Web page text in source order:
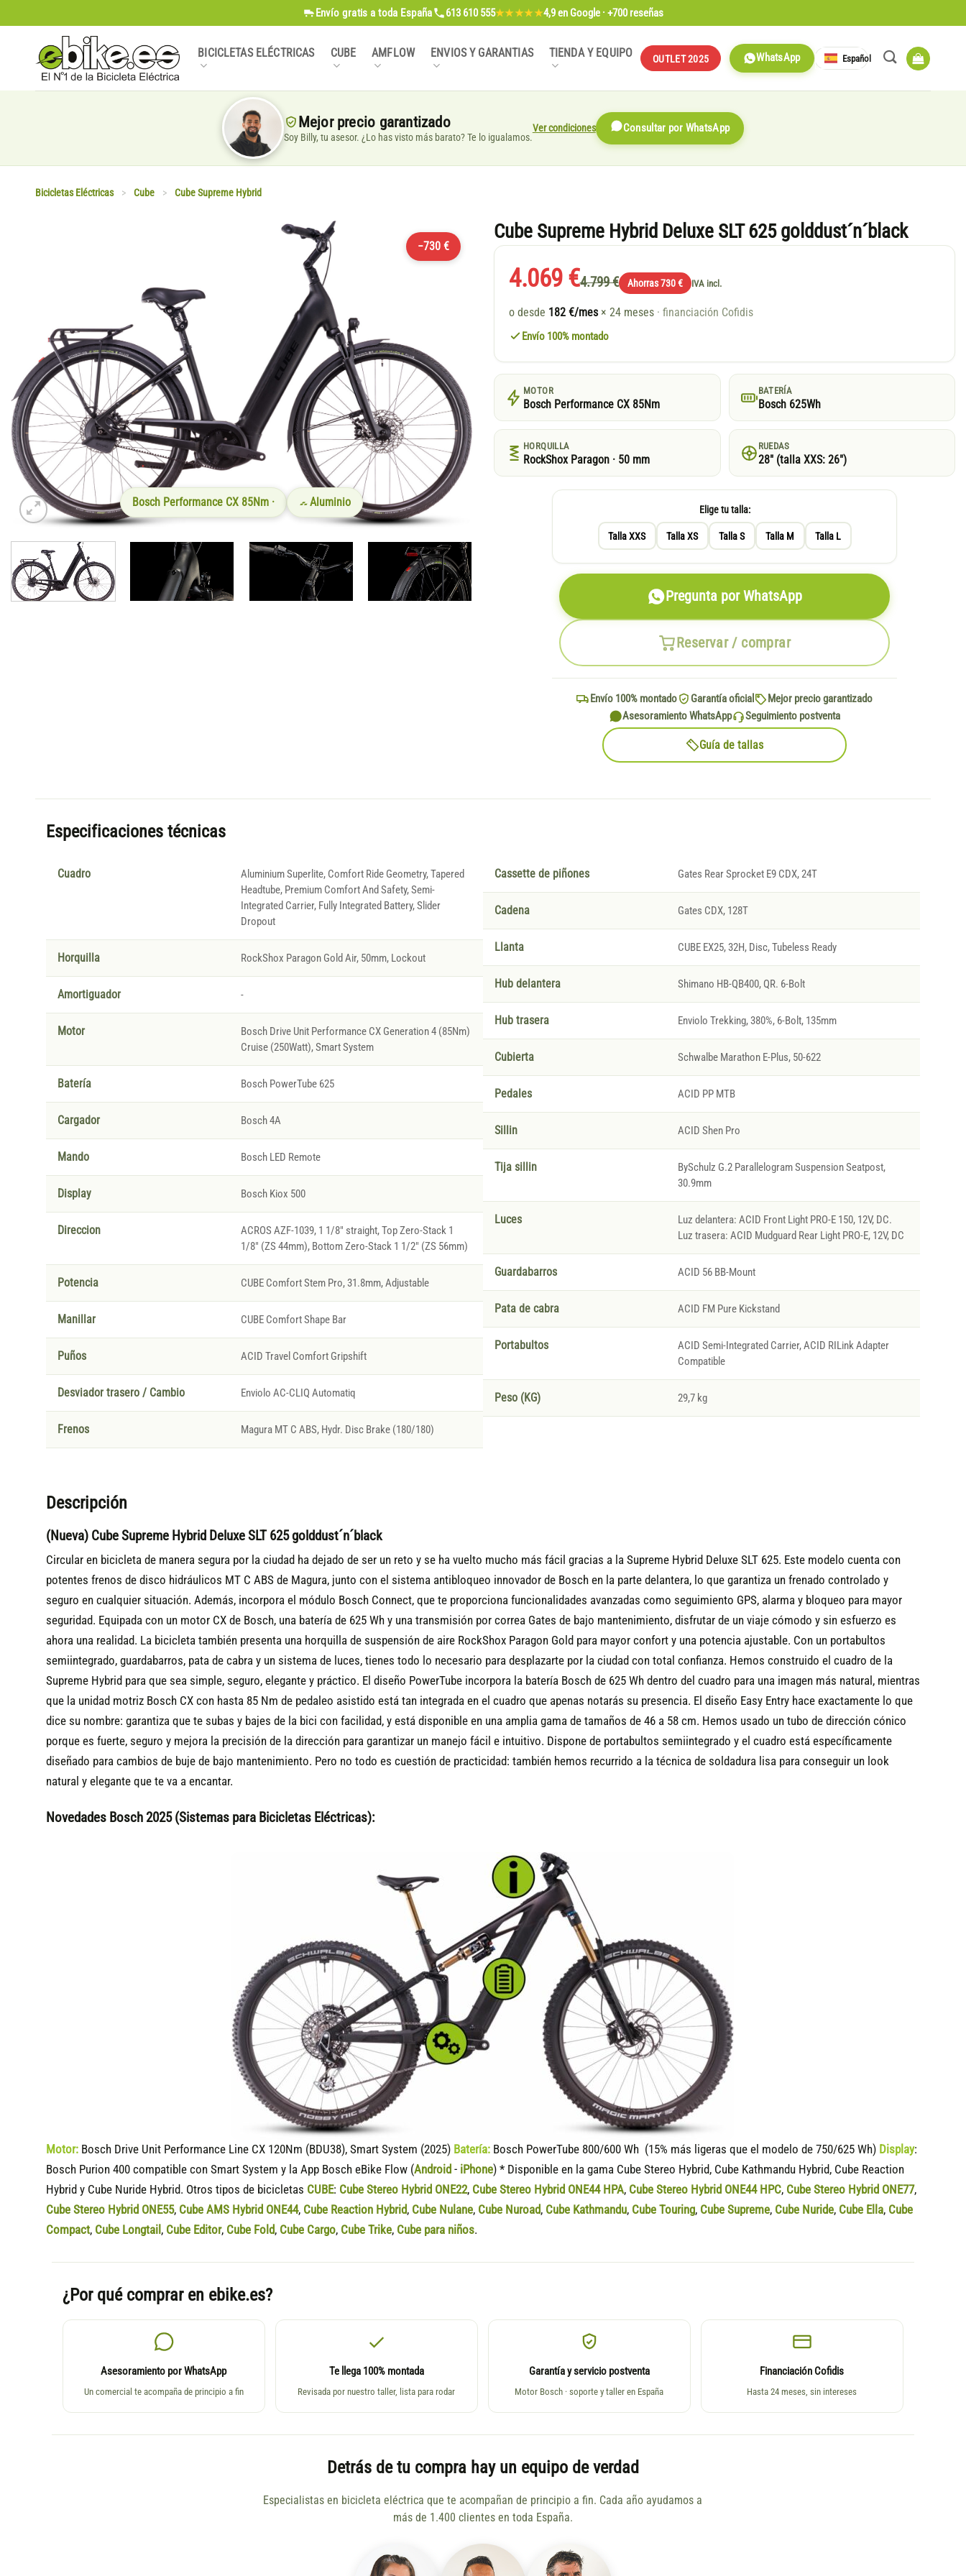
al
contenido
Envío gratis a toda España 613 610 555★★★★★4,9en Google · +700 reseñas
BICICLETAS ELÉCTRICAS CUBE AMFLOW ENVIOS Y GARANTIAS TIENDA Y EQUIPO OUTLET 2025 WhatsApp Español
Mejor precio garantizado
Soy Billy, tu asesor. ¿Lo has visto más barato? Te lo igualamos.
Ver condiciones Consultar por WhatsApp
Bicicletas Eléctricas > Cube > Cube Supreme Hybrid
−730 €
Bosch Performance CX 85Nm · Aluminio
Cube Supreme Hybrid Deluxe SLT 625 golddust´n´black
4.069 €4.799 € Ahorras 730 € IVA incl.
o desde 182 €/mes × 24 meses · financiación Cofidis
Envío 100% montado
MOTOR
Bosch Performance CX 85Nm
BATERÍA
Bosch 625Wh
HORQUILLA
RockShox Paragon · 50 mm
RUEDAS
28″ (talla XXS: 26″)
Elige tu talla:
Talla XXS Talla XS Talla S Talla M Talla L
Reservar / comprar
Pregunta por WhatsApp
Envío 100% montado Garantía oficial
Mejor precio garantizado
Asesoramiento WhatsApp
Seguimiento postventa
Guía de tallas
Especificaciones técnicas
Cuadro
Aluminium Superlite, Comfort Ride Geometry, Tapered
Headtube, Premium Comfort And Safety, Semi-
Integrated Carrier, Fully Integrated Battery, Slider
Dropout
Horquilla RockShox Paragon Gold Air, 50mm, Lockout
Amortiguador -
Motor
Bosch Drive Unit Performance CX Generation 4 (85Nm)
Cruise (250Watt), Smart System
Batería Bosch PowerTube 625
Cargador Bosch 4A
Mando Bosch LED Remote
Display Bosch Kiox 500
Direccion
ACROS AZF-1039, 1 1/8" straight, Top Zero-Stack 1
1/8" (ZS 44mm), Bottom Zero-Stack 1 1/2" (ZS 56mm)
Potencia CUBE Comfort Stem Pro, 31.8mm, Adjustable
Manillar CUBE Comfort Shape Bar
Puños ACID Travel Comfort Gripshift
Desviador trasero / Cambio Enviolo AC-CLIQ Automatiq
Frenos Magura MT C ABS, Hydr. Disc Brake (180/180)
Cassette de piñones Gates Rear Sprocket E9 CDX, 24T
Cadena Gates CDX, 128T
Llanta CUBE EX25, 32H, Disc, Tubeless Ready
Hub delantera Shimano HB-QB400, QR. 6-Bolt
Hub trasera Enviolo Trekking, 380%, 6-Bolt, 135mm
Cubierta Schwalbe Marathon E-Plus, 50-622
Pedales ACID PP MTB
Sillin ACID Shen Pro
Tija sillin
BySchulz G.2 Parallelogram Suspension Seatpost,
30.9mm
Luces
Luz delantera: ACID Front Light PRO-E 150, 12V, DC.
Luz trasera: ACID Mudguard Rear Light PRO-E, 12V, DC
Guardabarros ACID 56 BB-Mount
Pata de cabra ACID FM Pure Kickstand
Portabultos
ACID Semi-Integrated Carrier, ACID RILink Adapter
Compatible
Peso (KG) 29,7 kg
Descripción
(Nueva) Cube Supreme Hybrid Deluxe SLT 625 golddust´n´black
Circular en bicicleta de manera segura por la ciudad ha dejado de ser un reto y se ha vuelto mucho más fácil gracias a la Supreme Hybrid Deluxe SLT 625. Este modelo cuenta con
potentes frenos de disco hidráulicos MT C ABS de Magura, junto con el sistema antibloqueo innovador de Bosch en la parte delantera, lo que garantiza un frenado controlado y
seguro en cualquier situación. Además, incorpora el módulo Bosch Connect, que te proporciona funcionalidades avanzadas como seguimiento GPS, alarma y bloqueo para mayor
seguridad. Equipada con un motor CX de Bosch, una batería de 625 Wh y una transmisión por correa Gates de bajo mantenimiento, disfrutar de un viaje cómodo y sin esfuerzo es
ahora una realidad. La bicicleta también presenta una horquilla de suspensión de aire RockShox Paragon Gold para mayor confort y una potencia ajustable. Con un portabultos
semiintegrado, guardabarros, pata de cabra y un sistema de luces, tienes todo lo necesario para desplazarte por la ciudad con total confianza. Hemos construido el cuadro de la
Supreme Hybrid para que sea simple, seguro, elegante y práctico. El diseño PowerTube incorpora la batería Bosch de 625 Wh dentro del cuadro para una imagen más natural, mientras
que la unidad motriz Bosch CX con hasta 85 Nm de pedaleo asistido está tan integrada en el cuadro que apenas notarás su presencia. El diseño Easy Entry hace exactamente lo que
dice su nombre: garantiza que te subas y bajes de la bici con facilidad, y está disponible en una amplia gama de tamaños de 46 a 58 cm. Hemos usado un tubo de dirección cónico
porque es fuerte, seguro y mejora la precisión de la dirección para garantizar un manejo fácil e intuitivo. Dispone de portabultos semiintegrado y el cuadro está específicamente
diseñado para cambios de buje de bajo mantenimiento. Pero no todo es cuestión de practicidad: también hemos recurrido a la técnica de soldadura lisa para conseguir un look
natural y elegante que te va a encantar.
Novedades Bosch 2025 (Sistemas para Bicicletas Eléctricas):
Motor:Bosch Drive Unit Performance Line CX 120Nm (BDU38), Smart System (2025) Batería:Bosch PowerTube 800/600 Wh (15% más ligeras que el modelo de 750/625 Wh) Display:
Bosch Purion 400 compatiblecon Smart System y la App Bosch eBike Flow (Android - iPhone) * Disponible en la gama Cube Stereo Hybrid, Cube Kathmandu Hybrid, Cube Reaction
Hybrid y Cube Nuride Hybrid. Otros tipos de bicicletas CUBE: Cube Stereo Hybrid ONE22, Cube Stereo Hybrid ONE44 HPA, Cube Stereo Hybrid ONE44 HPC, Cube Stereo Hybrid ONE77,
Cube Stereo Hybrid ONE55, Cube AMS Hybrid ONE44, Cube Reaction Hybrid, Cube Nulane, Cube Nuroad, Cube Kathmandu, Cube Touring, Cube Supreme, Cube Nuride, Cube Ella, Cube
Compact, Cube Longtail , Cube Editor, Cube Fold, Cube Cargo, Cube Trike, Cube para niños.
¿Por qué comprar en ebike.es?
Asesoramiento por WhatsApp
Un comercial te acompaña de principio a fin
Te llega 100% montada
Revisada por nuestro taller, lista para rodar
Garantía y servicio postventa
Motor Bosch · soporte y taller en España
Financiación Cofidis
Hasta 24 meses, sin intereses
Detrás de tu compra hay un equipo de verdad
Especialistas en bicicleta eléctrica que te acompañan de principio a fin. Cada año ayudamos a
más de 1.400 clientes en toda España.